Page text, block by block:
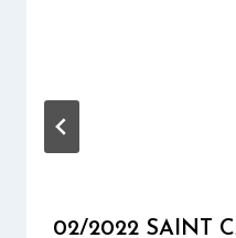
02/2022 SAINT